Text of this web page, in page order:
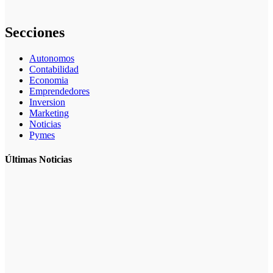
Secciones
Autonomos
Contabilidad
Economia
Emprendedores
Inversion
Marketing
Noticias
Pymes
Últimas Noticias